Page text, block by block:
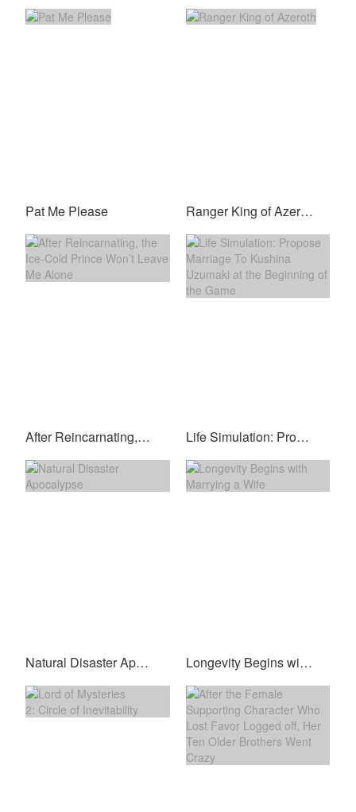
Pat Me Please Ranger King of Azeroth
After Reincarnating, the Ice-Cold Prince Won’t Leave Me Alone Life Simulation: Propose Marriage To Kushina Uzumaki at the Beginning of the Game
Natural Disaster Apocalypse Longevity Begins with Marrying a Wife